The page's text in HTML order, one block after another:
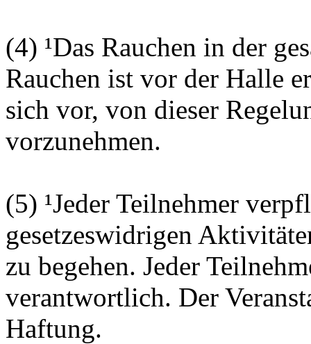
(4) ¹Das Rauchen in der
Rauchen ist vor der Halle
sich vor, von dieser
vorzunehmen.
(5) ¹Jeder Teilnehmer
gesetzeswidrigen
zu begehen. Jeder
verantwortlich. Der
Haftung.